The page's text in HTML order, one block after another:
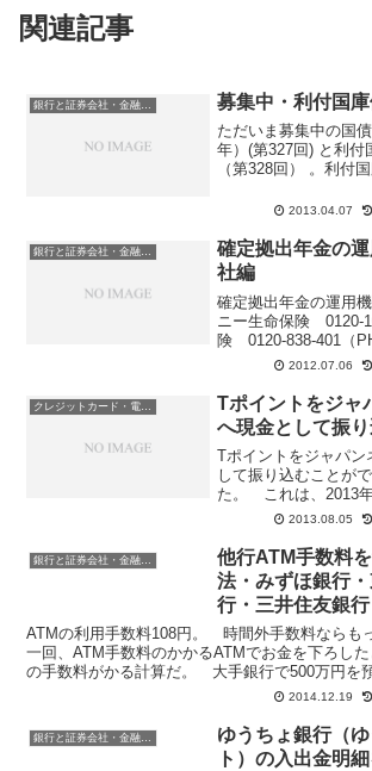
関連記事
募集中・利付国
ただいま募集中の国
年）(第327回) と利付
（第328回） 。利付
4/2(火) 9:00 ～4/19（
2013.04.07
銀行と証券会社・金融商品
確定拠出年金の
社編
確定拠出年金の運用
ニー生命保険 0120-
険 0120-838-401（
日本生命保険 0120-
険 0120-259-150（
2012.07.06
Tポイントをジャ
へ現金として振
Tポイントをジャパン
して振り込むことが
た。 これは、2013年
ントがYahoo!Japan
ったため。 以前から
をジャパンネット銀
2013.08.05
銀行と証券会社・金融商品
他行ATM手数料
法・みずほ銀行
行・三井住友銀行
ATMの利用手数料108円。 時間外手数料ならも
一回、ATM手数料のかかるATMでお金を下ろし
の手数料がかる計算だ。 大手銀行で500万円を
期の定期預金利子が0.025％。 1年間の...2014.12.19
銀行と証券会社・金融商品
ゆうちょ銀行（
ト）の入出金明